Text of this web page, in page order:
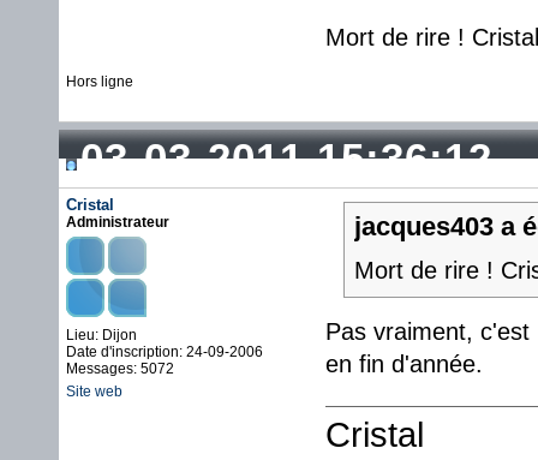
Mort de rire !
Hors ligne
03-03-2011 15:36:12
Cristal
Administrateur
Lieu: Dijon
Date d'inscription: 24-09-2006
Messages: 5072
Site web
jacques403 a
Mort de rire !
Pas vraiment,
en fin d'année.
Cristal